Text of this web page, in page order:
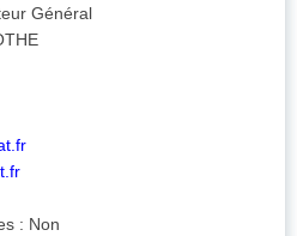
Général
: Non